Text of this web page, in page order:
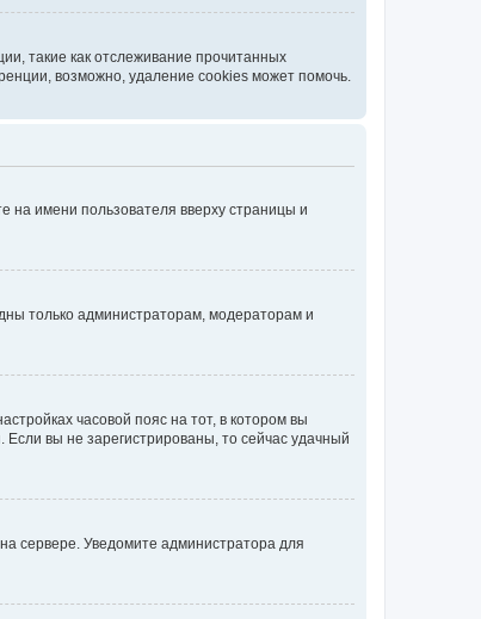
такие как отслеживание прочитанных
возможно, удаление cookies может помочь.
на имени пользователя вверху страницы и
только администраторам, модераторам и
часовой пояс на тот, в котором вы
Если вы не зарегистрированы, то сейчас удачный
сервере. Уведомите администратора для